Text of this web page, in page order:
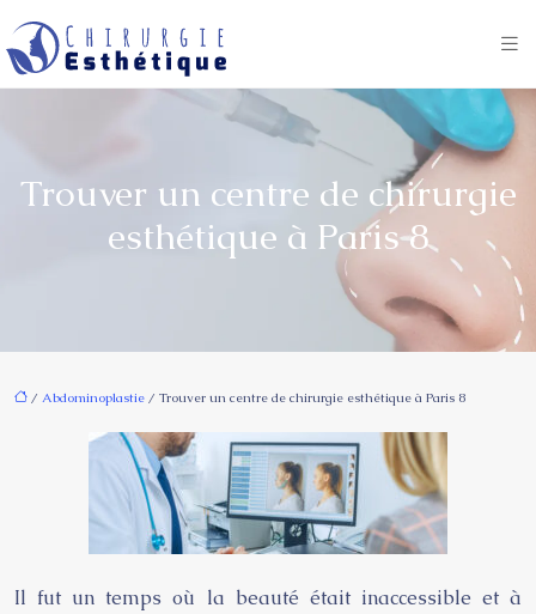
Trouver un centre de chirurgie
esthétique à Paris 8
/ Abdominoplastie / Trouver un centre de chirurgie esthétique à Paris 8
Il fut un temps où la beauté était inaccessible et à